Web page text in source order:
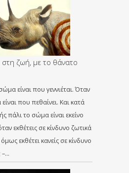
στη ζωή, με το θάνατο
είναι που γεννιέται. Όταν
που πεθαίνει. Και κατά
πάλι το σώμα είναι εκείνο
εκθέτεις σε κίνδυνο ζωτικά
εκθέτει κανείς σε κίνδυνο
–…